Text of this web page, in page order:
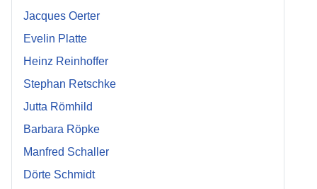
Jacques Oerter
Evelin Platte
Heinz Reinhoffer
Stephan Retschke
Jutta Römhild
Barbara Röpke
Manfred Schaller
Dörte Schmidt